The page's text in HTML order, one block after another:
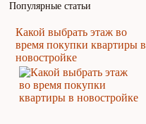
Популярные статьи
Какой выбрать этаж во
время покупки квартиры в
новостройке